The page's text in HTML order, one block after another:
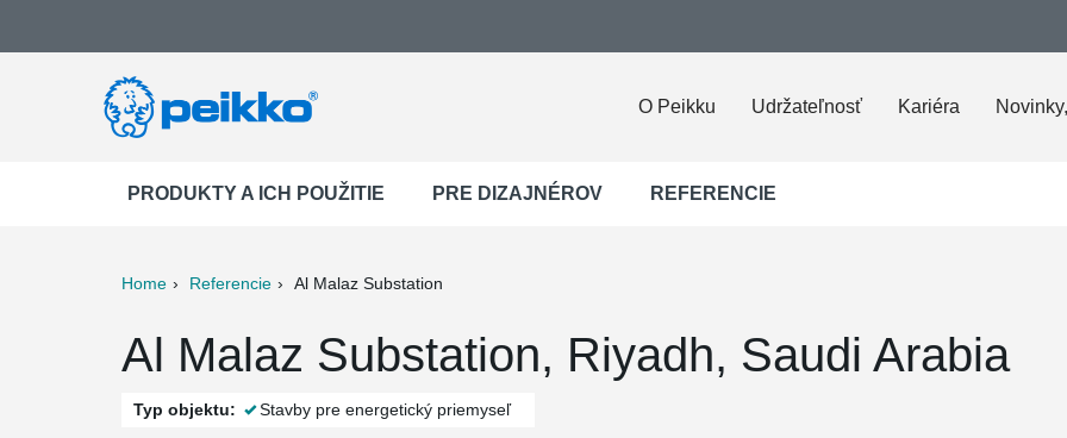
O Peikku Udržateľnosť Kariéra
PRODUKTY A ICH POUŽITIE PRE DIZAJNÉROV REFERENCIE
Home Referencie Al Malaz Substation
Al Malaz Substation, Riyadh, Saudi Arabia
Typ objektu: Stavby pre energetický priemyseľ